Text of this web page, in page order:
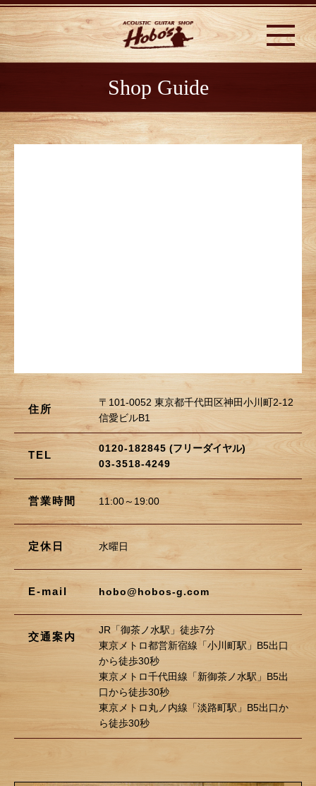
Shop Guide
住所
〒101-0052 東京都千代田区神田小川町2-12
信愛ビルB1
TEL
0120-182845 (フリーダイヤル)
03-3518-4249
営業時間 11:00～19:00
定休日 水曜日
E-mail hobo@hobos-g.com
交通案内
JR「御茶ノ水駅」徒歩7分
東京メトロ都営新宿線「小川町駅」B5出口
から徒歩30秒
東京メトロ千代田線「新御茶ノ水駅」B5出
口から徒歩30秒
東京メトロ丸ノ内線「淡路町駅」B5出口か
ら徒歩30秒